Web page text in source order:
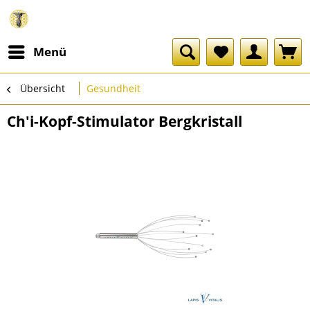
Menü
Übersicht Gesundheit
Ch'i-Kopf-Stimulator Bergkristall